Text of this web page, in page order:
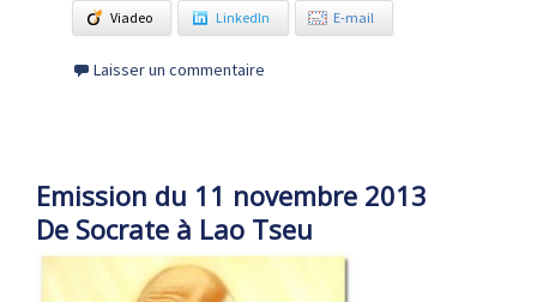
Viadeo LinkedIn E-mail
Laisser un commentaire
Emission du 11 novembre 2013
De Socrate à Lao Tseu